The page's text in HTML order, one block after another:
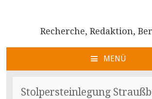
Recherche, Redaktion,
MENÜ
ZUM
SPRINGEN
Stolpersteinlegung